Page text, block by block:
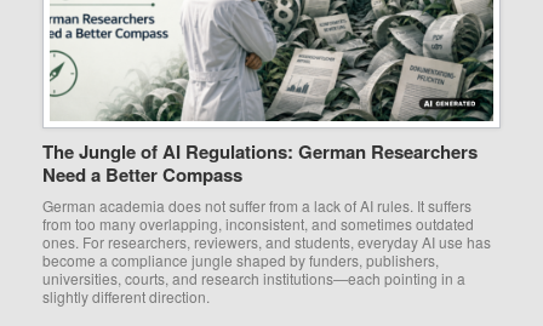
The Jungle of AI Regulations: German Researchers
Need a Better Compass
German academia does not suffer from a lack of AI rules. It suffers
from too many overlapping, inconsistent, and sometimes outdated
ones. For researchers, reviewers, and students, everyday AI use has
become a compliance jungle shaped by funders, publishers,
universities, courts, and research institutions—each pointing in a
slightly different direction.